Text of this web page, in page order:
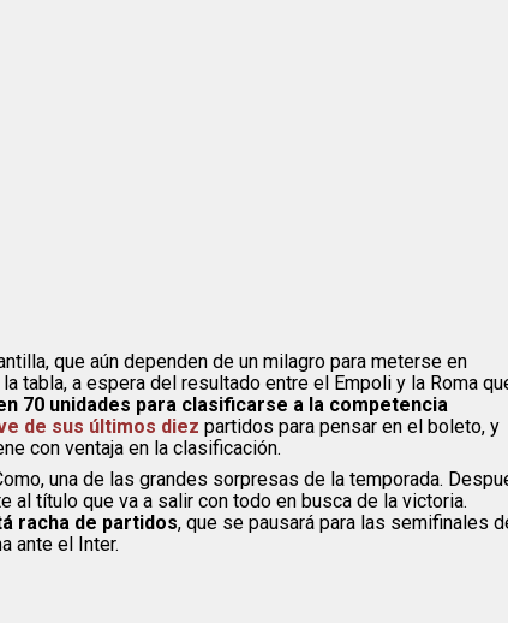
que aún dependen de un milagro para meterse en
tabla, a espera del resultado entre el Empoli y la Roma
70 unidades para clasificarse a la competencia
de sus últimos diez partidos para pensar en el boleto, y
con ventaja en la clasificación.
una de las grandes sorpresas de la temporada.
al título que va a salir con todo en busca de la victoria.
racha de partidos, que se pausará para las semifinales
ante el Inter.